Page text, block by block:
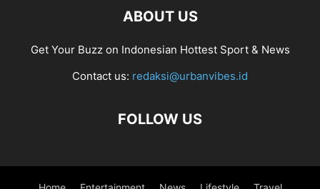
ABOUT US
Get Your Buzz on Indonesian Hottest Sport & News
Contact us: redaksi@urbanvibes.id
FOLLOW US